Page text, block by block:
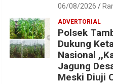
06/08/2026
ADVERTORIAL
Polsek
Dukung
Nasional
Jagung
Meski Diuji